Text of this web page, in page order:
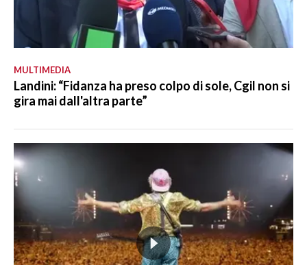
MULTIMEDIA
Landini: “Fidanza ha preso colpo di sole, Cgil non si
gira mai dall'altra parte”